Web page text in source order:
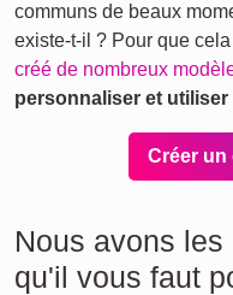
communs de beaux
existe-t-il ? Pour que
créé de nombreux
personnaliser et
Créer un
Nous avons
qu'il vous faut